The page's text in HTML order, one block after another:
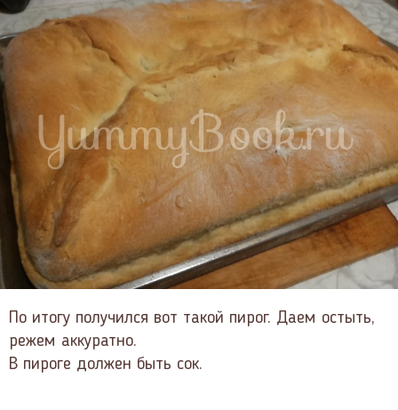
По итогу получился вот такой пирог. Даем остыть,
режем аккуратно.
В пироге должен быть сок.